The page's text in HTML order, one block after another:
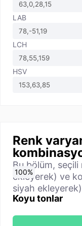
LAB
LCH
HSV
Renk
Bu bölüm, seçili
ekleyerek) ve
siyah
Koyu tonlar
0%
10%
20%
30%
40%
50%
60%
70%
80%
90%
100%